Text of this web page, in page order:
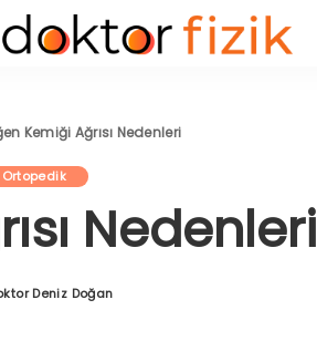
Kemiği Ağrısı Nedenleri
Ortopedik
Nedenleri
Deniz Doğan